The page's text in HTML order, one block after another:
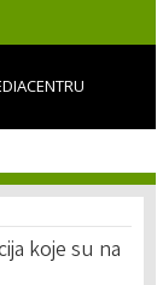
koje su na